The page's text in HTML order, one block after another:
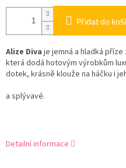
Přidat do
Alize Diva je jemná a hladká
která dodá hotovým výrobkům
dotek, krásně klouže na háčku i
a splývavé.
Detailní informace